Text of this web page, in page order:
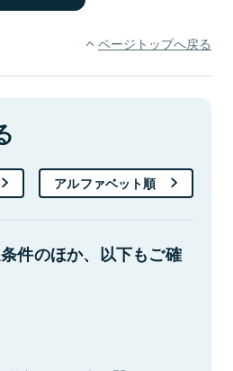
ページトップへ戻る
アルファベット順
件のほか、以下もご確